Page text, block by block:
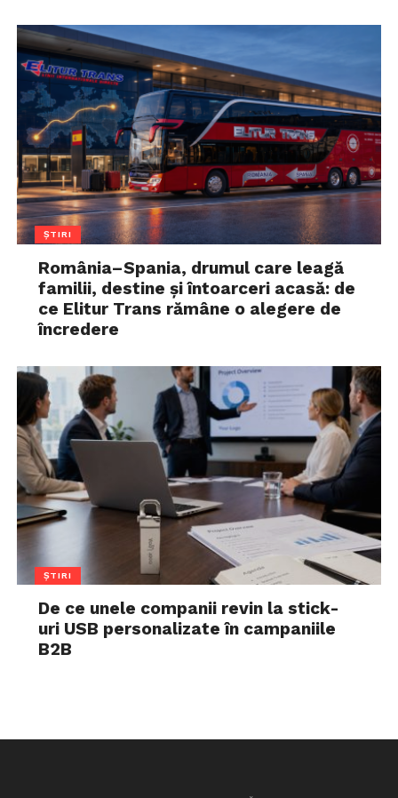
ȘTIRI
România–Spania, drumul care leagă
familii, destine și întoarceri acasă: de
ce Elitur Trans rămâne o alegere de
încredere
ȘTIRI
De ce unele companii revin la stick-
uri USB personalizate în campaniile
B2B